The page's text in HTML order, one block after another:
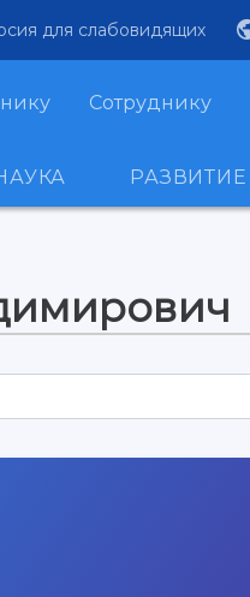
для слабовидящих
Сотруднику
РАЗВИТИЕ